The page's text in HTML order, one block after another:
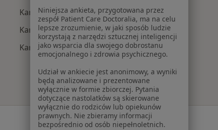
Kardiolodzy z Świat Zdrowia w Szczecinie
Kardiolodzy z Compensa w Szczecinie
Kardiolodzy z POLMED w Szczecinie
Serwis
Niniejsza ankieta, przygotowana przez
zespół Patient Care Doctoralia, ma na celu
lepsze zrozumienie, w jaki sposób ludzie
korzystają z narzędzi sztucznej inteligencji
jako wsparcia dla swojego dobrostanu
emocjonalnego i zdrowia psychicznego.
Udział w ankiecie jest anonimowy, a wyniki
będą analizowane i prezentowane
wyłącznie w formie zbiorczej. Pytania
dotyczące nastolatków są skierowane
wyłącznie do rodziców lub opiekunów
prawnych. Nie zbieramy informacji
bezpośrednio od osób niepełnoletnich.